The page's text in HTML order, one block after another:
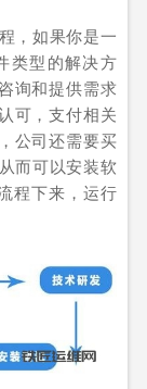
，如果你是一
类型的解决方
询和提供需求
可，支付相关
公司还需要买
而可以安装软
程下来，运行